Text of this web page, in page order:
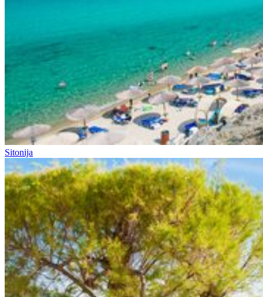
Sitonija